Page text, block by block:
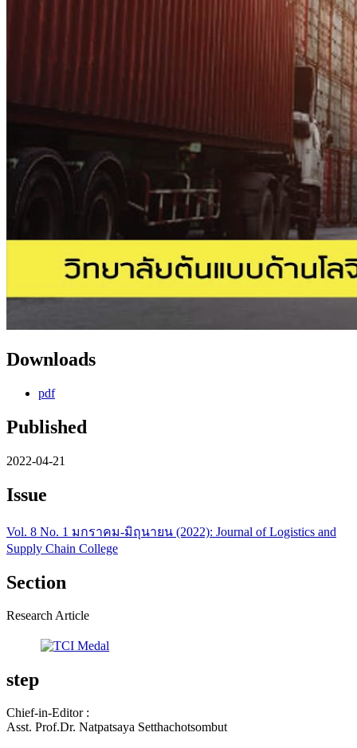
Downloads
pdf
Published
2022-04-21
Issue
Vol. 8 No. 1 มกราคม-มิถุนายน (2022): Journal of Logistics and
Supply Chain College
Section
Research Article
step
Chief-in-Editor :
Asst. Prof.Dr. Natpatsaya Setthachotsombut